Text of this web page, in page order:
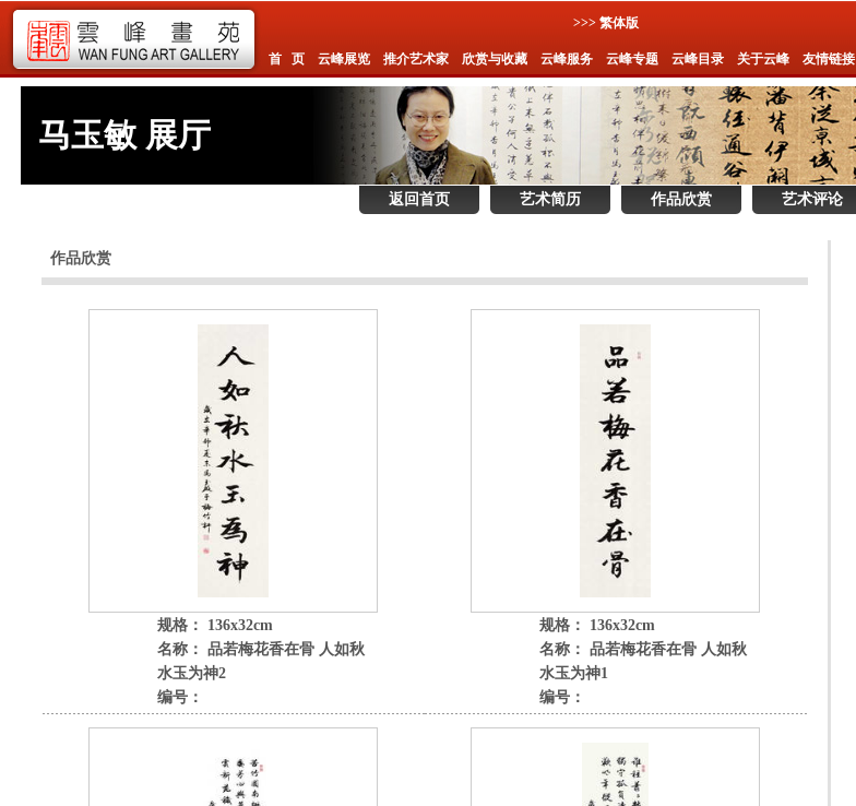
>>> 繁体版
首 页 云峰展览 推介艺术家 欣赏与收藏 云峰服务 云峰专题 云峰目录 关于云峰 友情链接
马玉敏 展厅
返回首页 艺术简历 作品欣赏 艺术评论
作品欣赏
规格： 136x32cm
名称： 品若梅花香在骨 人如秋
水玉为神2
编号：
规格： 136x32cm
名称： 品若梅花香在骨 人如秋
水玉为神1
编号：